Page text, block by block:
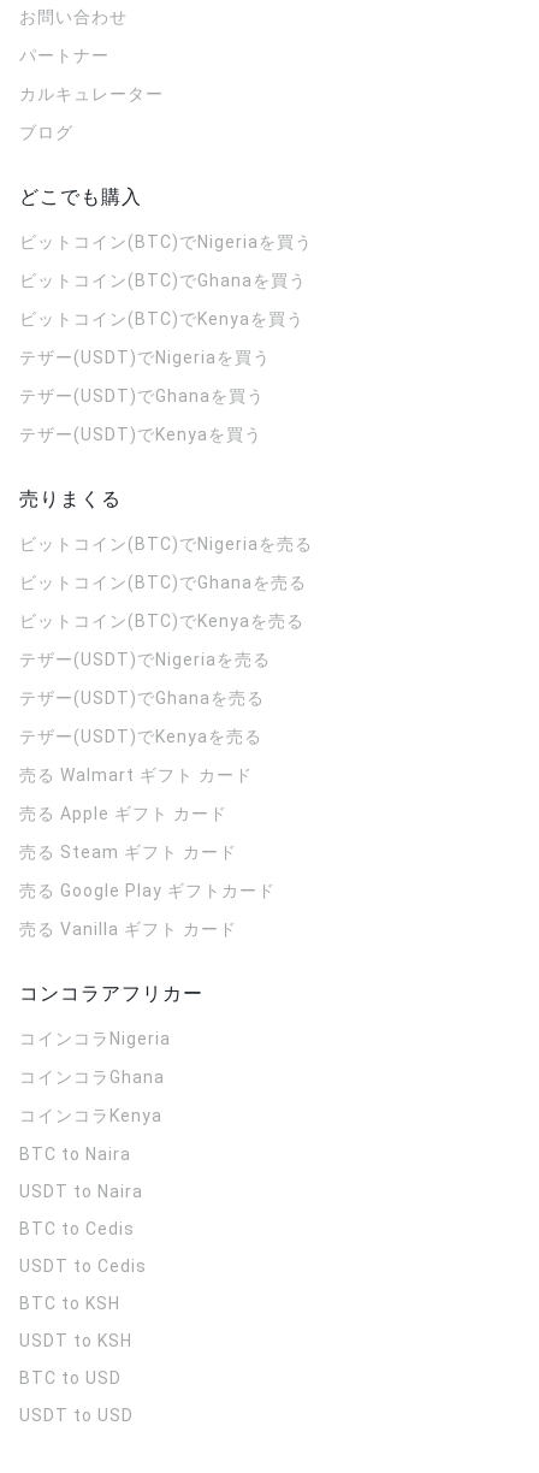
お問い合わせ
パートナー
カルキュレーター
ブログ
どこでも購入
ビットコイン(BTC)でNigeriaを買う
ビットコイン(BTC)でGhanaを買う
ビットコイン(BTC)でKenyaを買う
テザー(USDT)でNigeriaを買う
テザー(USDT)でGhanaを買う
テザー(USDT)でKenyaを買う
売りまくる
ビットコイン(BTC)でNigeriaを売る
ビットコイン(BTC)でGhanaを売る
ビットコイン(BTC)でKenyaを売る
テザー(USDT)でNigeriaを売る
テザー(USDT)でGhanaを売る
テザー(USDT)でKenyaを売る
売る Walmart ギフト カード
売る Apple ギフト カード
売る Steam ギフト カード
売る Google Play ギフトカード
売る Vanilla ギフト カード
コンコラアフリカー
コインコラ Nigeria
コインコラ Ghana
コインコラ Kenya
BTC to Naira
USDT to Naira
BTC to Cedis
USDT to Cedis
BTC to KSH
USDT to KSH
BTC to USD
USDT to USD